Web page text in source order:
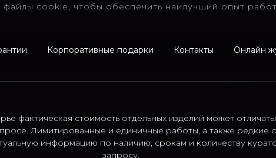
cookie, чтобы обеспечить наилучший опыт
Корпоративные подарки Контакты Онлайн
фактическая стоимость отдельных изделий может
Лимитированные и единичные работы, а также редкие
информацию по наличию, срокам и количеству
запросу.